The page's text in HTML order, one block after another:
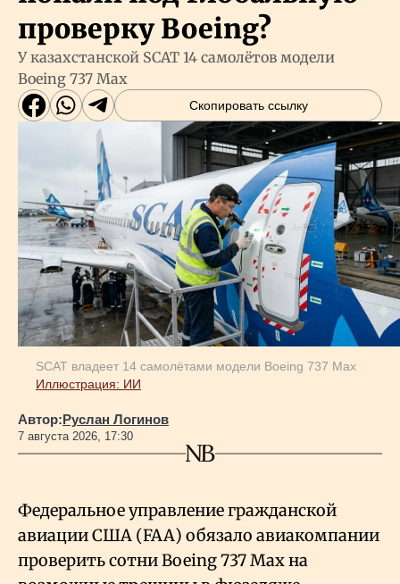
проверку Boeing?
У казахстанской SCAT 14 самолётов модели
Boeing 737 Max
Скопировать ссылку
SCAT владеет 14 самолётами модели Boeing 737 Max
Иллюстрация: ИИ
Автор:Руслан Логинов
7 августа 2026, 17:30
Федеральное управление гражданской
авиации США (FAA) обязало авиакомпании
проверить сотни Boeing 737 Max на